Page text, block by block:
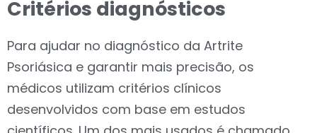
Critérios diagnósticos
Para ajudar no diagnóstico da Artrite
Psoriásica e garantir mais precisão, os
médicos utilizam critérios clínicos
desenvolvidos com base em estudos